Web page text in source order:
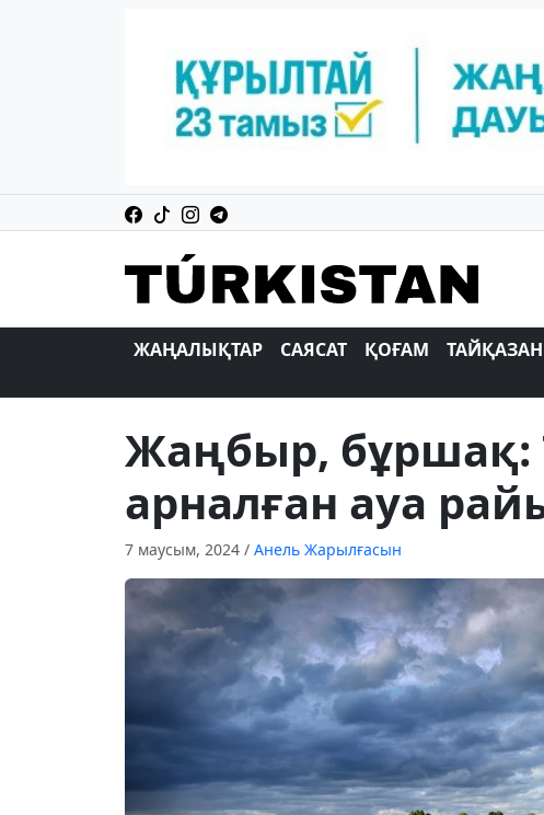
ЖАҢАЛЫҚТАР САЯСАТ ҚОҒАМ ТАЙҚАЗАН
Жаңбыр, бұршақ:
арналған ауа
7 маусым, 2024 / Анель Жарылғасын